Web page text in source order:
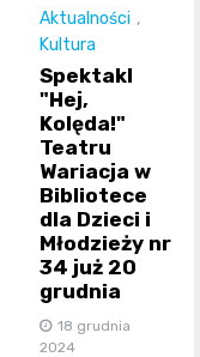
Aktualności ,
Kultura
Spektakl
"Hej,
Kolęda!"
Teatru
Wariacja w
Bibliotece
dla Dzieci i
Młodzieży nr
34 już 20
grudnia
18 grudnia
2024